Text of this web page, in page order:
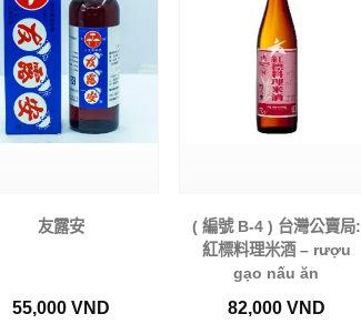
友露安
55,000VND
( 編號 B-4 ) 台灣公賣局:
紅標料理米酒 – rượu
gạo nấu ăn
82,000 VND